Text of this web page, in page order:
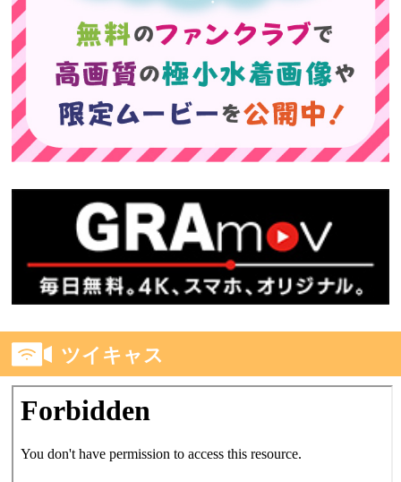
ツイキャス